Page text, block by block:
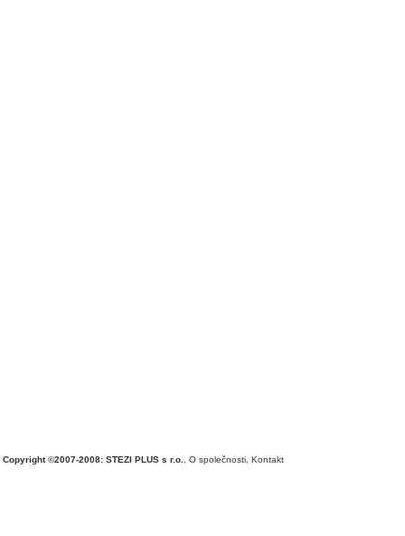
Copyright ©2007-2008: STEZI PLUS s r.o. O společnosti Kontakt